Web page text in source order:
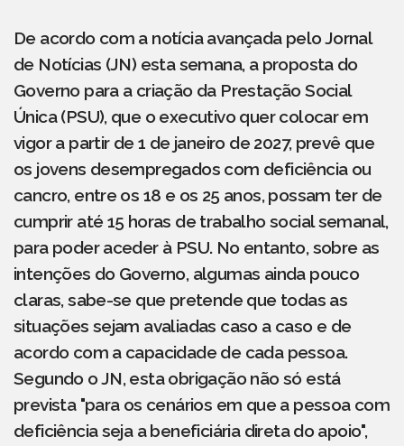
De acordo com a notícia avançada pelo Jornal
de Notícias (JN) esta semana, a proposta do
Governo para a criação da Prestação Social
Única (PSU), que o executivo quer colocar em
vigor a partir de 1 de janeiro de 2027, prevê que
os jovens desempregados com deficiência ou
cancro, entre os 18 e os 25 anos, possam ter de
cumprir até 15 horas de trabalho social semanal,
para poder aceder à PSU. No entanto, sobre as
intenções do Governo, algumas ainda pouco
claras, sabe-se que pretende que todas as
situações sejam avaliadas caso a caso e de
acordo com a capacidade de cada pessoa.
Segundo o JN, esta obrigação não só está
prevista "para os cenários em que a pessoa com
deficiência seja a beneficiária direta do apoio",